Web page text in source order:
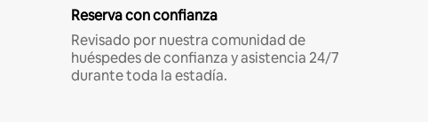
Reserva con confianza
Revisado por nuestra comunidad de
huéspedes de confianza y asistencia 24/7
durante toda la estadía.